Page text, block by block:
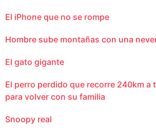
El iPhone que no se rompe
Hombre sube montañas con una
El gato gigante
El perro perdido que recorre 240km a
para volver con su familia
Snoopy real